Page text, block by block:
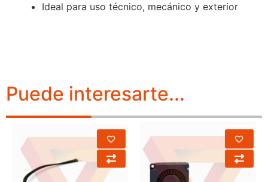
Ideal para uso técnico, mecánico y exterior
Puede interesarte...